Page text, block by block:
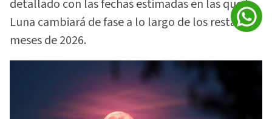
detallado con las fechas estimadas en las que la
Luna cambiará de fase a lo largo de los restantes
meses de 2026.